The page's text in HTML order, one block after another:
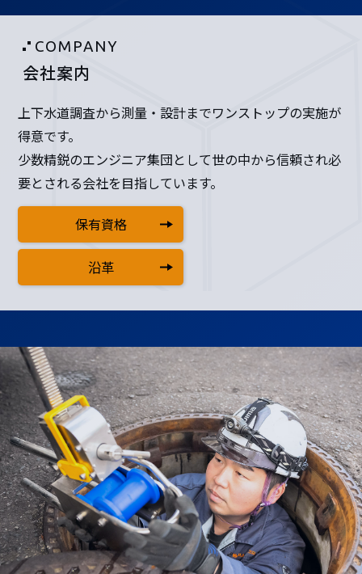
COMPANY
会社案内
上下水道調査から測量・設計までワンストップの実施が
得意です。
少数精鋭のエンジニア集団として世の中から信頼され必
要とされる会社を目指しています。
保有資格
沿革